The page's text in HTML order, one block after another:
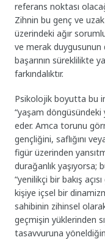
referans noktası
Zihnin bu genç ve
üzerindeki ağır
ve merak duygusunun
başarının süreklilikte
farkındalıktır.
Psikolojik boyutta bu
“yaşam
eder. Amca torunu
gençliğini, saflığını
figür üzerinden
durağanlık yaşıyorsa;
“yenilikçi bir bakış
kişiye içsel bir
sahibinin zihinsel
geçmişin yüklerinden
tasavvuruna